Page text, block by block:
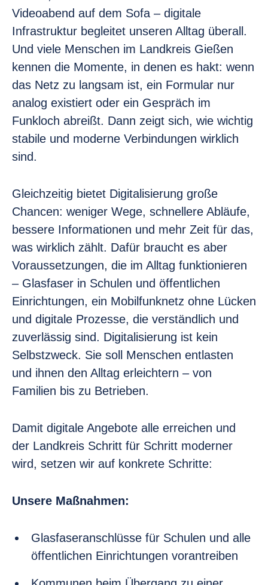
Videoabend auf dem Sofa – digitale
Infrastruktur begleitet unseren Alltag überall.
Und viele Menschen im Landkreis Gießen
kennen die Momente, in denen es hakt: wenn
das Netz zu langsam ist, ein Formular nur
analog existiert oder ein Gespräch im
Funkloch abreißt. Dann zeigt sich, wie wichtig
stabile und moderne Verbindungen wirklich
sind.
Gleichzeitig bietet Digitalisierung große
Chancen: weniger Wege, schnellere Abläufe,
bessere Informationen und mehr Zeit für das,
was wirklich zählt. Dafür braucht es aber
Voraussetzungen, die im Alltag funktionieren
– Glasfaser in Schulen und öffentlichen
Einrichtungen, ein Mobilfunknetz ohne Lücken
und digitale Prozesse, die verständlich und
zuverlässig sind. Digitalisierung ist kein
Selbstzweck. Sie soll Menschen entlasten
und ihnen den Alltag erleichtern – von
Familien bis zu Betrieben.
Damit digitale Angebote alle erreichen und
der Landkreis Schritt für Schritt moderner
wird, setzen wir auf konkrete Schritte:
Unsere Maßnahmen:
Glasfaseranschlüsse für Schulen und alle
öffentlichen Einrichtungen vorantreiben